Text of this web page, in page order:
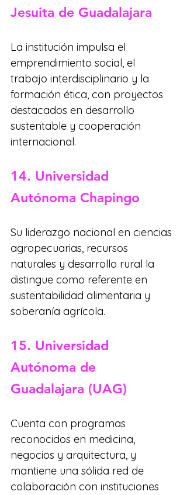
Jesuita de Guadalajara
La institución impulsa el
emprendimiento social, el
trabajo interdisciplinario y la
formación ética, con proyectos
destacados en desarrollo
sustentable y cooperación
internacional.
14. Universidad
Autónoma Chapingo
Su liderazgo nacional en ciencias
agropecuarias, recursos
naturales y desarrollo rural la
distingue como referente en
sustentabilidad alimentaria y
soberanía agrícola.
15. Universidad
Autónoma de
Guadalajara (UAG)
Cuenta con programas
reconocidos en medicina,
negocios y arquitectura, y
mantiene una sólida red de
colaboración con instituciones